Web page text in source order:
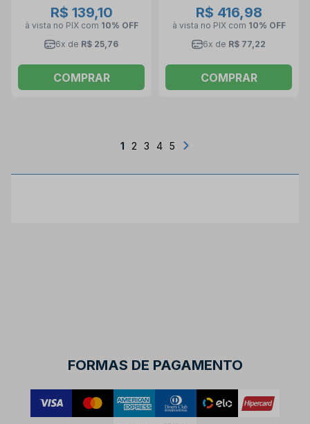
R$ 139,10
à vista no PIX com 10% OFF
6x de R$ 25,76
COMPRAR
R$ 416,98
à vista no PIX com 10% OFF
6x de R$ 77,22
COMPRAR
1 2 3 4 5
FORMAS DE PAGAMENTO